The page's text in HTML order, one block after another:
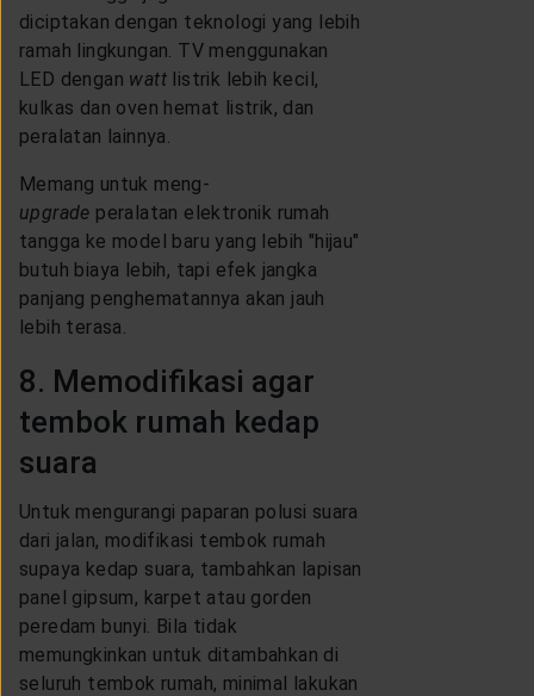
diciptakan dengan teknologi yang lebih
ramah lingkungan. TV menggunakan
LED dengan watt listrik lebih kecil,
kulkas dan oven hemat listrik, dan
peralatan lainnya.
Memang untuk meng-
upgrade peralatan elektronik rumah
tangga ke model baru yang lebih "hijau"
butuh biaya lebih, tapi efek jangka
panjang penghematannya akan jauh
lebih terasa.
8. Memodifikasi agar
tembok rumah kedap
suara
Untuk mengurangi paparan polusi suara
dari jalan, modifikasi tembok rumah
supaya kedap suara, tambahkan lapisan
panel gipsum, karpet atau gorden
peredam bunyi. Bila tidak
memungkinkan untuk ditambahkan di
seluruh tembok rumah, minimal lakukan